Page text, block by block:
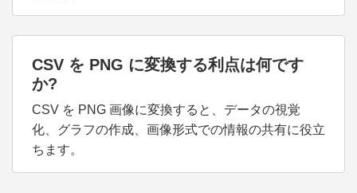
CSV を PNG に変換する利点は何です
か?
CSV を PNG 画像に変換すると、データの視覚
化、グラフの作成、画像形式での情報の共有に役立
ちます。